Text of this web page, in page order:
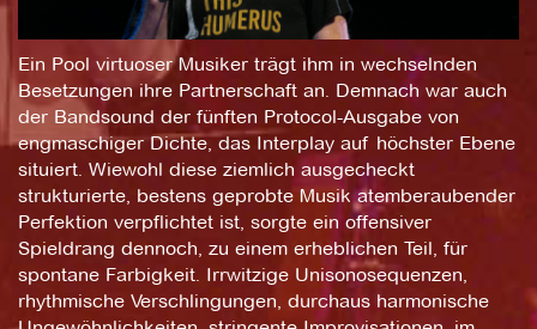
Ein Pool virtuoser Musiker trägt ihm in wechselnden
Besetzungen ihre Partnerschaft an. Demnach war auch
der Bandsound der fünften Protocol-Ausgabe von
engmaschiger Dichte, das Interplay auf höchster Ebene
situiert. Wiewohl diese ziemlich ausgecheckt
strukturierte, bestens geprobte Musik atemberaubender
Perfektion verpflichtet ist, sorgte ein offensiver
Spieldrang dennoch, zu einem erheblichen Teil, für
spontane Farbigkeit. Irrwitzige Unisonosequenzen,
rhythmische Verschlingungen, durchaus harmonische